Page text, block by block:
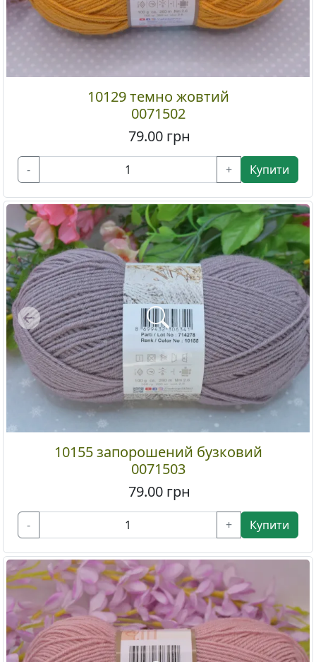
10129 темно жовтий
0071502
79.00 грн
- + Купити
Previous
10155 запорошений бузковий
0071503
79.00 грн
- + Купити